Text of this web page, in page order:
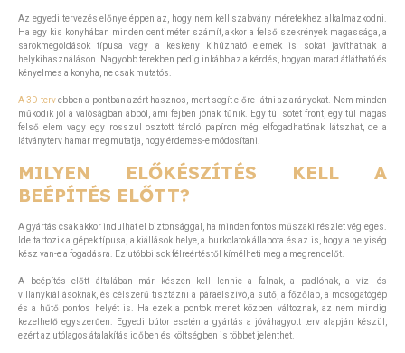
Az egyedi tervezés előnye éppen az, hogy nem kell szabvány méretekhez alkalmazkodni.
Ha egy kis konyhában minden centiméter számít, akkor a felső szekrények magassága, a
sarokmegoldások típusa vagy a keskeny kihúzható elemek is sokat javíthatnak a
helykihasználáson. Nagyobb terekben pedig inkább az a kérdés, hogyan marad átlátható és
kényelmes a konyha, ne csak mutatós.
A 3D tervebben a pontban azért hasznos, mert segít előre látni az arányokat. Nem minden
működik jól a valóságban abból, ami fejben jónak tűnik. Egy túl sötét front, egy túl magas
felső elem vagy egy rosszul osztott tároló papíron még elfogadhatónak látszhat, de a
látványterv hamar megmutatja, hogy érdemes-e módosítani.
MILYEN ELŐKÉSZÍTÉS KELL A
BEÉPÍTÉS ELŐTT?
A gyártás csak akkor indulhat el biztonsággal, ha minden fontos műszaki részlet végleges.
Ide tartozik a gépek típusa, a kiállások helye, a burkolatok állapota és az is, hogy a helyiség
kész van-e a fogadásra. Ez utóbbi sok félreértéstől kímélheti meg a megrendelőt.
A beépítés előtt általában már készen kell lennie a falnak, a padlónak, a víz- és
villanykiállásoknak, és célszerű tisztázni a páraelszívó, a sütő, a főzőlap, a mosogatógép
és a hűtő pontos helyét is. Ha ezek a pontok menet közben változnak, az nem mindig
kezelhető egyszerűen. Egyedi bútor esetén a gyártás a jóváhagyott terv alapján készül,
ezért az utólagos átalakítás időben és költségben is többet jelenthet.